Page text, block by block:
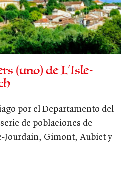
(uno) de L’Isle-
por el Departamento del
de poblaciones de
Jourdain, Gimont, Aubiet y